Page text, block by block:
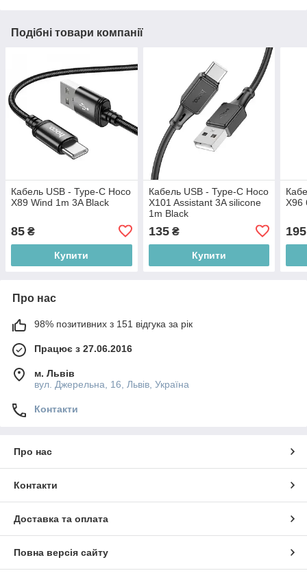
Подібні товари компанії
Кабель USB - Type-C Hoco
X89 Wind 1m 3A Black
85 ₴
Купити
Кабель USB - Type-C Hoco
X101 Assistant 3A silicone
1m Black
135₴
Купити
X96
195
Про нас
98% позитивних з 151 відгука за рік
Працює з 27.06.2016
м. Львів
вул. Джерельна, 16, Львів, Україна
Контакти
Про нас
Контакти
Доставка та оплата
Повна версія сайту